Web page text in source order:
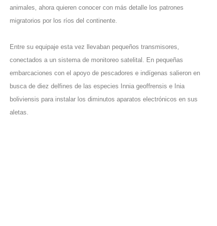
animales, ahora quieren conocer con más detalle los patrones
migratorios por los ríos del continente.
Entre su equipaje esta vez llevaban pequeños transmisores,
conectados a un sistema de monitoreo satelital. En pequeñas
embarcaciones con el apoyo de pescadores e indígenas salieron en
busca de diez delfines de las especies Innia geoffrensis e Inia
boliviensis para instalar los diminutos aparatos electrónicos en sus
aletas.